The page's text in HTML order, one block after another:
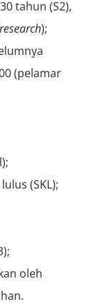
tahun (S2),
research);
(pelamar
(SKL);
oleh